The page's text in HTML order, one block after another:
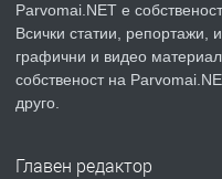
ПРЕДЛАГА
Parvomai.NET е
Всички статии, репортажи,
графични и видео
собственост на
друго.
Главен редактор